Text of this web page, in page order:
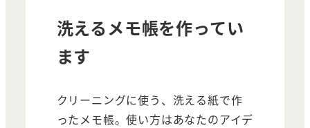
洗えるメモ帳を作ってい
ます
クリーニングに使う、洗える紙で作
ったメモ帳。使い方はあなたのアイデ